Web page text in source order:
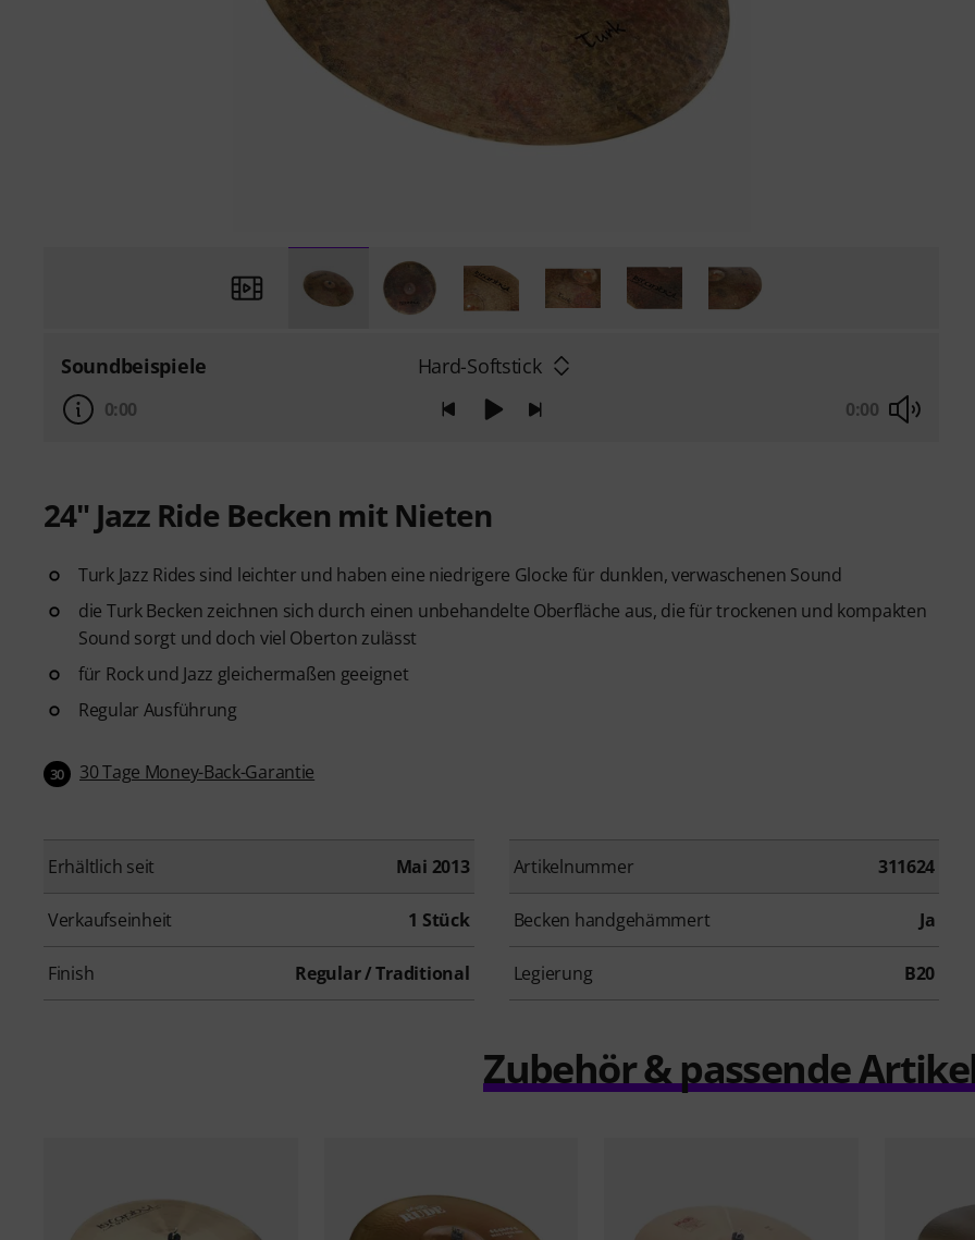
Soundbeispiele Hard-Softstick
0:00 0:00
24" Jazz Ride Becken mit Nieten
Turk Jazz Rides sind leichter und haben eine niedrigere Glocke für dunklen, verwaschenen Sound
die Turk Becken zeichnen sich durch einen unbehandelte Oberfläche aus, die für trockenen und kompakten
Sound sorgt und doch viel Oberton zulässt
für Rock und Jazz gleichermaßen geeignet
Regular Ausführung
30 30 Tage Money-Back-Garantie
Erhältlich seit Mai 2013 Artikelnummer 311624
Verkaufseinheit 1 Stück Becken handgehämmert Ja
Finish Regular / Traditional Legierung B20
Zubehör & passende